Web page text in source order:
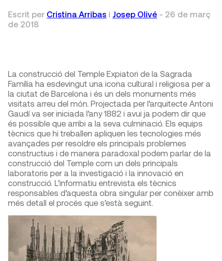
Escrit per Cristina Arribas i Josep Olivé - 26 de març
de 2018
La construcció del Temple Expiatori de la Sagrada
Família ha esdevingut una icona cultural i religiosa per a
la ciutat de Barcelona i és un dels monuments més
visitats arreu del món. Projectada per l’arquitecte Antoni
Gaudí va ser iniciada l’any 1882 i avui ja podem dir que
és possible que arribi a la seva culminació. Els equips
tècnics que hi treballen apliquen les tecnologies més
avançades per resoldre els principals problemes
constructius i de manera paradoxal podem parlar de la
construcció del Temple com un dels principals
laboratoris per a la investigació i la innovació en
construcció. L’informatiu entrevista els tècnics
responsables d’aquesta obra singular per conèixer amb
més detall el procés que s’està seguint.